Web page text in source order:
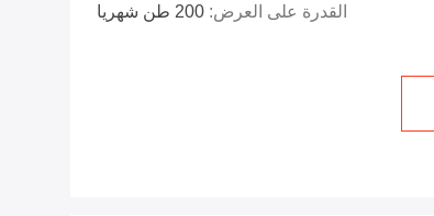
القدرة على العرض: 200 طن شهريا